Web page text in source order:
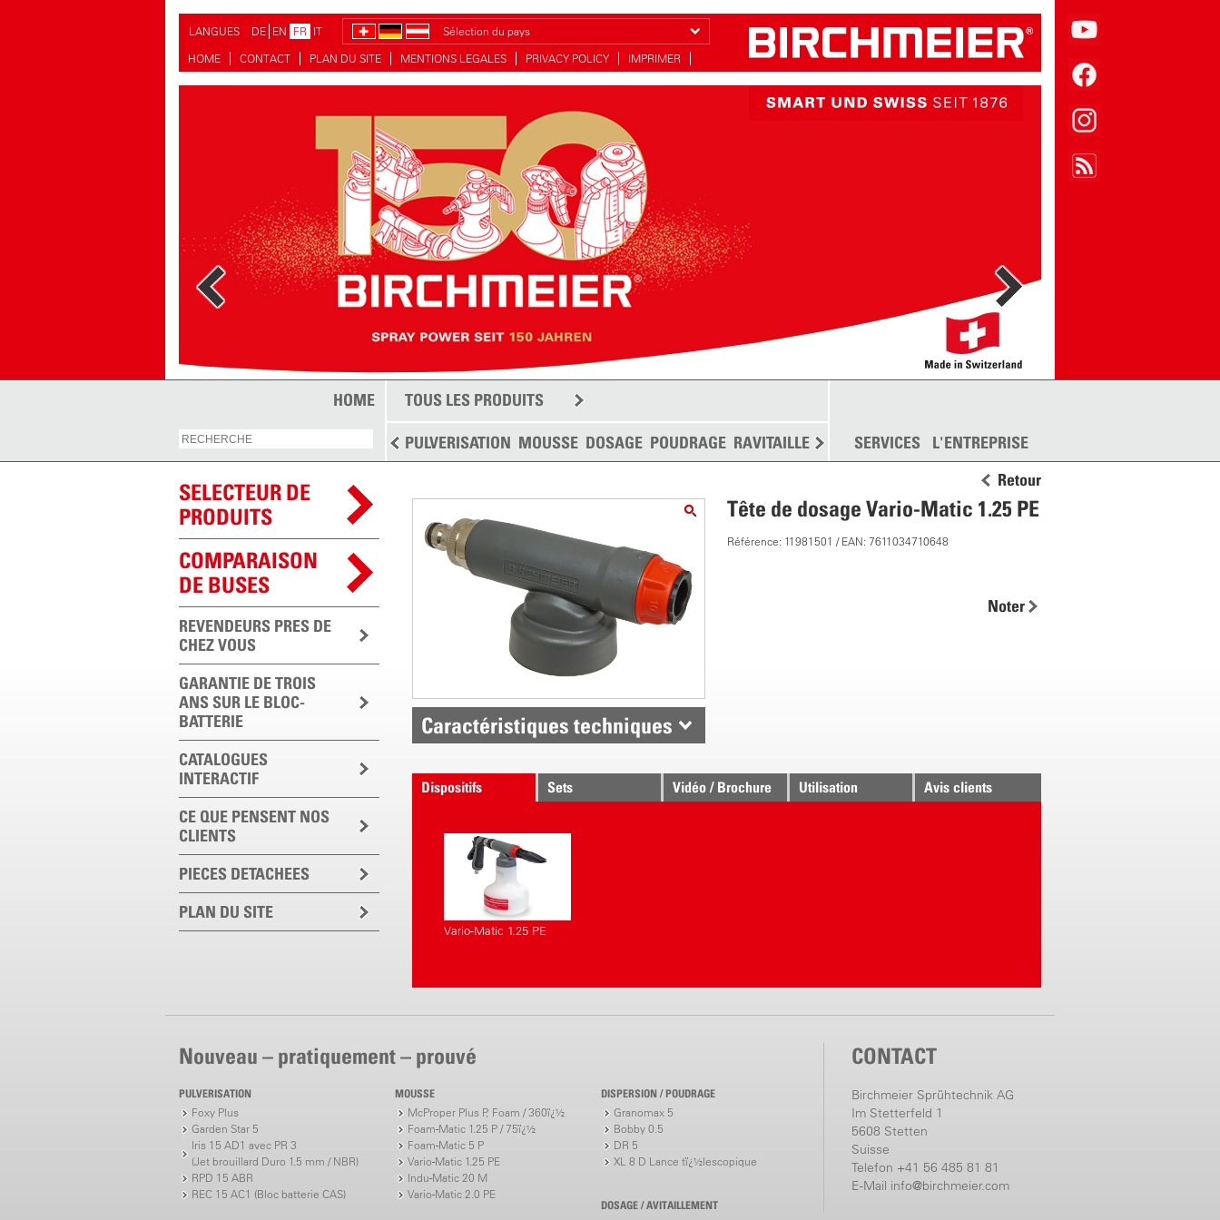
LANGUES DE EN FR IT
Sélection du pays
HOME
CONTACT PLAN DU SITE MENTIONS LEGALES PRIVACY POLICY IMPRIMER
HOME TOUS LES PRODUITS
PULVERISATION MOUSSE DOSAGE POUDRAGE RAVITAILLEMENT DISPERSION PLUS
SERVICES L'ENTREPRISE
SELECTEUR DE
PRODUITS
COMPARAISON
DE BUSES
REVENDEURS PRES DE
CHEZ VOUS
GARANTIE DE TROIS
ANS SUR LE BLOC-
BATTERIE
CATALOGUES
INTERACTIF
CE QUE PENSENT NOS
CLIENTS
PIECES DETACHEES
PLAN DU SITE
Retour
Tête de dosage Vario-Matic 1.25 PE
Référence: 11981501 / EAN: 7611034710648
Noter
Caractéristiques techniques
Dispositifs
Sets Vidéo / Brochure Utilisation Avis clients
Vario-Matic 1.25 PE
Nouveau – pratiquement – prouvé
PULVERISATION
Foxy Plus
Garden Star 5
Iris 15 AD1 avec PR 3
(Jet brouillard Duro 1.5 mm / NBR)
RPD 15 ABR
REC 15 AC1 (Bloc batterie CAS)
MOUSSE
McProper Plus P, Foam / 360ï¿½
Foam-Matic 1.25 P / 75ï¿½
Foam-Matic 5 P
Vario-Matic 1.25 PE
Indu-Matic 20 M
Vario-Matic 2.0 PE
DISPERSION / POUDRAGE
Granomax 5
Bobby 0.5
DR 5
XL 8 D Lance tï¿½lescopique
DOSAGE / AVITAILLEMENT
CONTACT
Birchmeier Sprühtechnik AG
Im Stetterfeld 1
5608 Stetten
Suisse
Telefon +41 56 485 81 81
E-Mail info@birchmeier.com